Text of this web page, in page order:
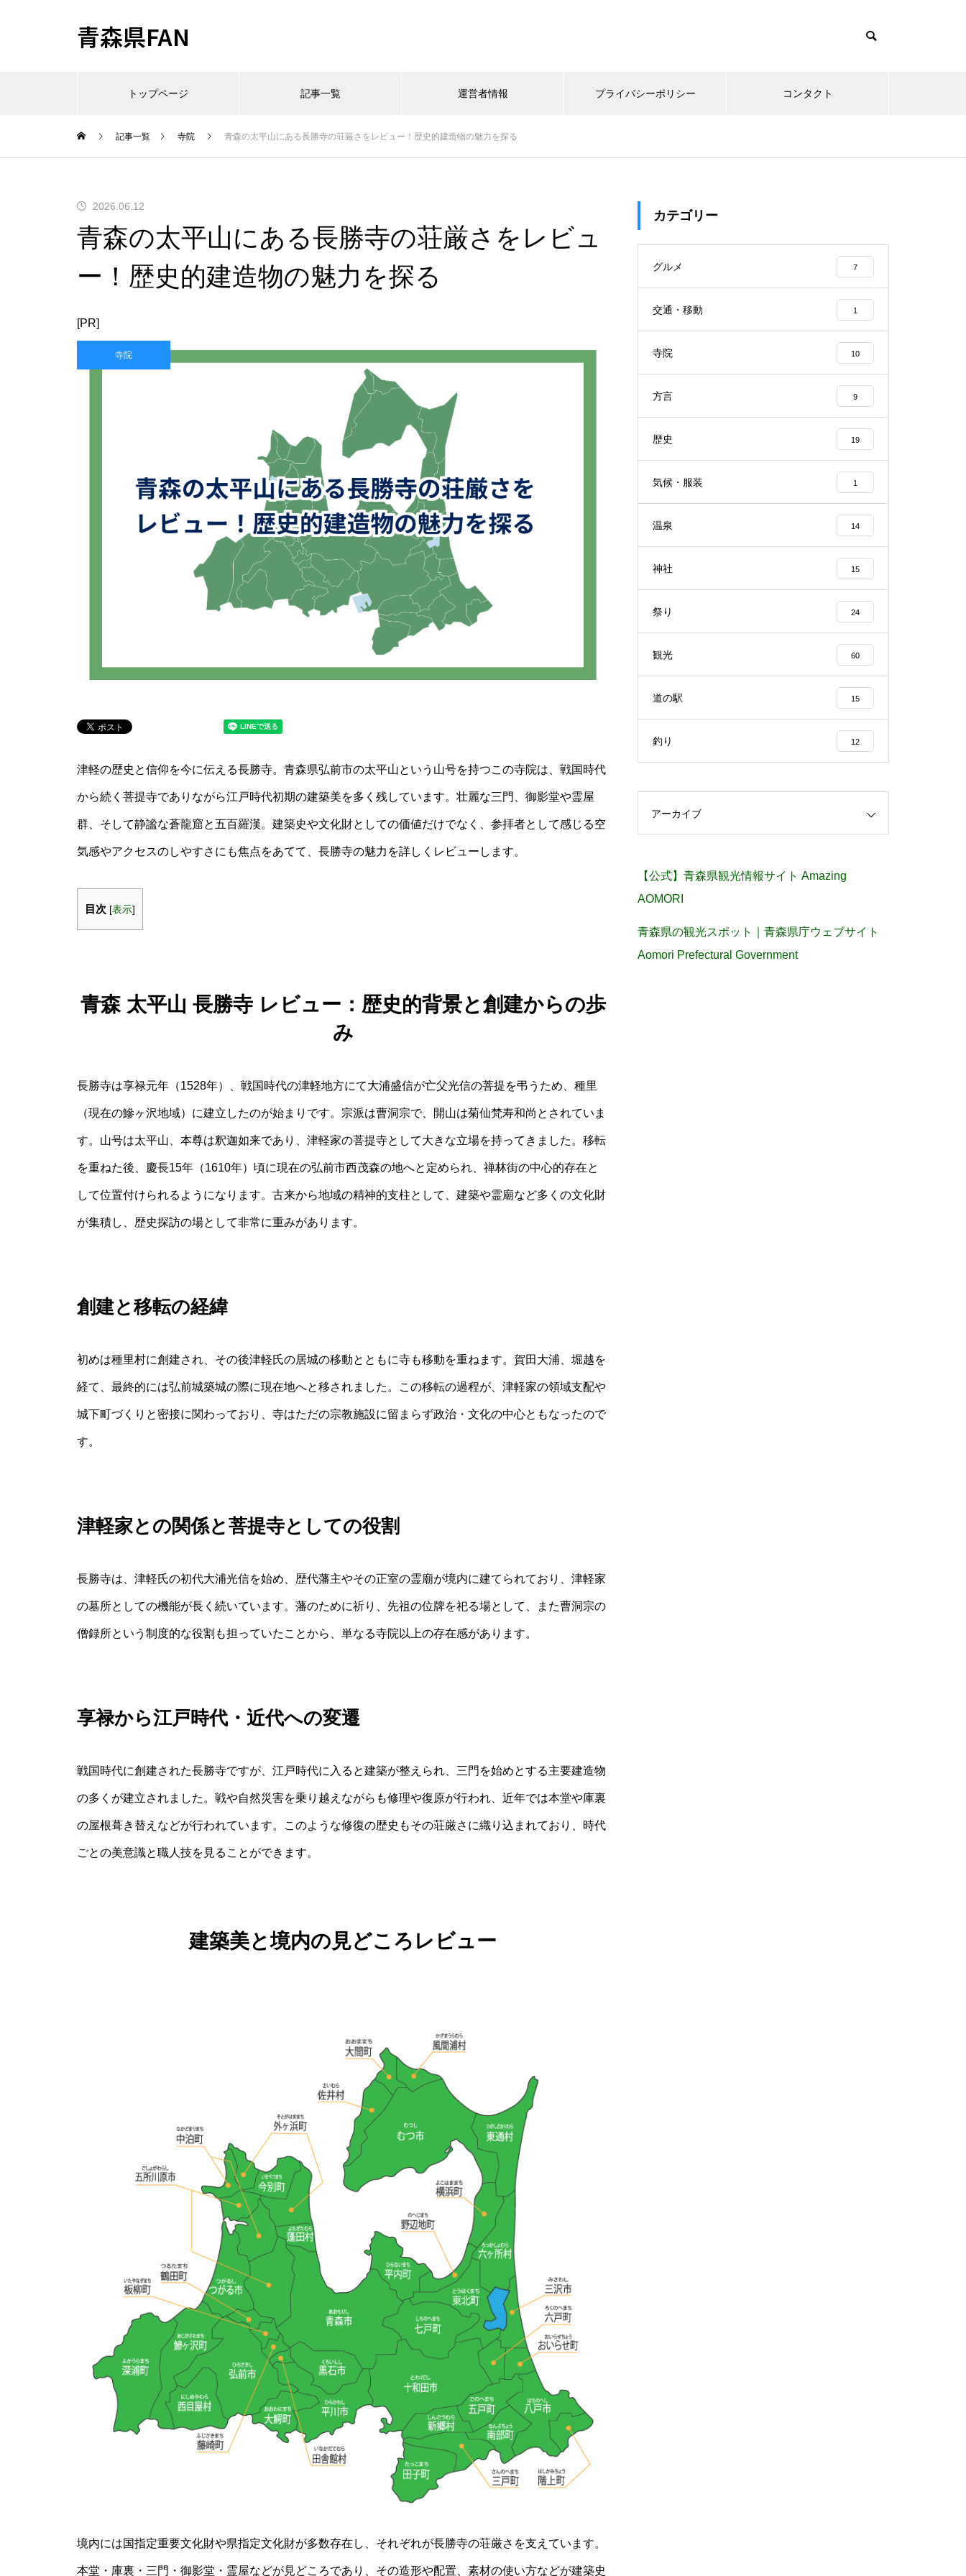
青森県FAN
トップページ 記事一覧 運営者情報 プライバシーポリシー コンタクト
記事一覧 寺院 青森の太平山にある長勝寺の荘厳さをレビュー！歴史的建造物の魅力を探る
2026.06.12
青森の太平山にある長勝寺の荘厳さをレビュ
ー！歴史的建造物の魅力を探る
[PR]
寺院
津軽の歴史と信仰を今に伝える長勝寺。青森県弘前市の太平山という山号を持つこの寺院は、戦国時代
から続く菩提寺でありながら江戸時代初期の建築美を多く残しています。壮麗な三門、御影堂や霊屋
群、そして静謐な蒼龍窟と五百羅漢。建築史や文化財としての価値だけでなく、参拝者として感じる空
気感やアクセスのしやすさにも焦点をあてて、長勝寺の魅力を詳しくレビューします。
目次 [表示]
青森 太平山 長勝寺 レビュー：歴史的背景と創建からの歩
み
長勝寺は享禄元年（1528年）、戦国時代の津軽地方にて大浦盛信が亡父光信の菩提を弔うため、種里
（現在の鰺ヶ沢地域）に建立したのが始まりです。宗派は曹洞宗で、開山は菊仙梵寿和尚とされていま
す。山号は太平山、本尊は釈迦如来であり、津軽家の菩提寺として大きな立場を持ってきました。移転
を重ねた後、慶長15年（1610年）頃に現在の弘前市西茂森の地へと定められ、禅林街の中心的存在と
して位置付けられるようになります。古来から地域の精神的支柱として、建築や霊廟など多くの文化財
が集積し、歴史探訪の場として非常に重みがあります。
創建と移転の経緯
初めは種里村に創建され、その後津軽氏の居城の移動とともに寺も移動を重ねます。賀田大浦、堀越を
経て、最終的には弘前城築城の際に現在地へと移されました。この移転の過程が、津軽家の領域支配や
城下町づくりと密接に関わっており、寺はただの宗教施設に留まらず政治・文化の中心ともなったので
す。
津軽家との関係と菩提寺としての役割
長勝寺は、津軽氏の初代大浦光信を始め、歴代藩主やその正室の霊廟が境内に建てられており、津軽家
の墓所としての機能が長く続いています。藩のために祈り、先祖の位牌を祀る場として、また曹洞宗の
僧録所という制度的な役割も担っていたことから、単なる寺院以上の存在感があります。
享禄から江戸時代・近代への変遷
戦国時代に創建された長勝寺ですが、江戸時代に入ると建築が整えられ、三門を始めとする主要建造物
の多くが建立されました。戦や自然災害を乗り越えながらも修理や復原が行われ、近年では本堂や庫裏
の屋根葺き替えなどが行われています。このような修復の歴史もその荘厳さに織り込まれており、時代
ごとの美意識と職人技を見ることができます。
建築美と境内の見どころレビュー
境内には国指定重要文化財や県指定文化財が多数存在し、それぞれが長勝寺の荘厳さを支えています。
本堂・庫裏・三門・御影堂・霊屋などが見どころであり、その造形や配置、素材の使い方などが建築史
カテゴリー
グルメ 7
交通・移動 1
寺院 10
方言 9
歴史 19
気候・服装 1
温泉 14
神社 15
祭り 24
観光 60
道の駅 15
釣り 12
アーカイブ
【公式】青森県観光情報サイト Amazing
AOMORI
青森県の観光スポット｜青森県庁ウェブサイト
Aomori Prefectural Government